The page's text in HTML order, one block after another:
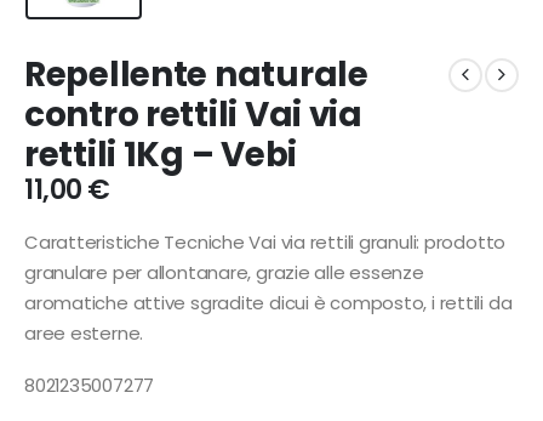
Repellente naturale
contro rettili Vai via
rettili 1Kg – Vebi
11,00€
Caratteristiche Tecniche Vai via rettili granuli: prodotto
granulare per allontanare, grazie alle essenze
aromatiche attive sgradite dicui è composto, i rettili da
aree esterne.
8021235007277